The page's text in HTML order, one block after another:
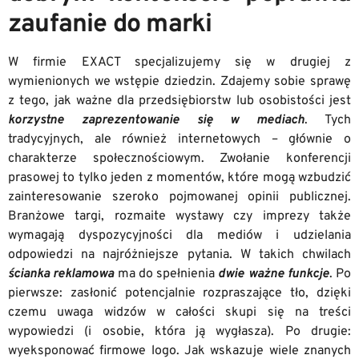
zaufanie do marki
W firmie EXACT specjalizujemy się w drugiej z
wymienionych we wstępie dziedzin. Zdajemy sobie sprawę
z tego, jak ważne dla przedsiębiorstw lub osobistości jest
korzystne zaprezentowanie się w mediach. Tych
tradycyjnych, ale również internetowych – głównie o
charakterze społecznościowym. Zwołanie konferencji
prasowej to tylko jeden z momentów, które mogą wzbudzić
zainteresowanie szeroko pojmowanej opinii publicznej.
Branżowe targi, rozmaite wystawy czy imprezy także
wymagają dyspozycyjności dla mediów i udzielania
odpowiedzi na najróżniejsze pytania. W takich chwilach
ścianka reklamowama do spełnienia dwie ważne funkcje. Po
pierwsze: zasłonić potencjalnie rozpraszające tło, dzięki
czemu uwaga widzów w całości skupi się na treści
wypowiedzi (i osobie, która ją wygłasza). Po drugie:
wyeksponować firmowe logo. Jak wskazuje wiele znanych